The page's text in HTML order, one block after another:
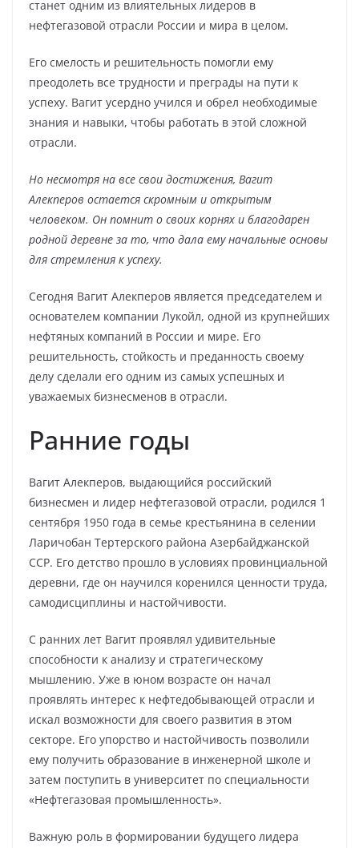
станет одним из влиятельных лидеров в
нефтегазовой отрасли России и мира в целом.
Его смелость и решительность помогли ему
преодолеть все трудности и преграды на пути к
успеху. Вагит усердно учился и обрел необходимые
знания и навыки, чтобы работать в этой сложной
отрасли.
Но несмотря на все свои достижения, Вагит
Алекперов остается скромным и открытым
человеком. Он помнит о своих корнях и благодарен
родной деревне за то, что дала ему начальные основы
для стремления к успеху.
Сегодня Вагит Алекперов является председателем и
основателем компании Лукойл, одной из крупнейших
нефтяных компаний в России и мире. Его
решительность, стойкость и преданность своему
делу сделали его одним из самых успешных и
уважаемых бизнесменов в отрасли.
Ранние годы
Вагит Алекперов, выдающийся российский
бизнесмен и лидер нефтегазовой отрасли, родился 1
сентября 1950 года в семье крестьянина в селении
Ларичобан Тертерского района Азербайджанской
ССР. Его детство прошло в условиях провинциальной
деревни, где он научился коренился ценности труда,
самодисциплины и настойчивости.
С ранних лет Вагит проявлял удивительные
способности к анализу и стратегическому
мышлению. Уже в юном возрасте он начал
проявлять интерес к нефтедобывающей отрасли и
искал возможности для своего развития в этом
секторе. Его упорство и настойчивость позволили
ему получить образование в инженерной школе и
затем поступить в университет по специальности
«Нефтегазовая промышленность».
Важную роль в формировании будущего лидера